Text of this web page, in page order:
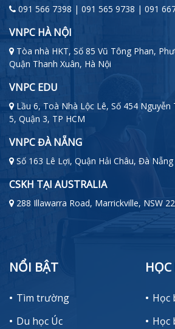
091 566 7398 | 091 565 9738 | 091
VNPC HÀ NỘI
Tòa nhà HKT, Số 85 Vũ Tông Phan,
Quận Thanh Xuân, Hà Nội
VNPC EDU
Lầu 6, Toà Nhà Lộc Lê, Số 454
5, Quận 3, TP HCM
VNPC ĐÀ NẴNG
Số 163 Lê Lợi, Quận Hải Châu, Đà Nẵng
CSKH TẠI AUSTRALIA
288 Illawarra Road, Marrickville, NSW
NỔI BẬT
Tìm trường
Du học Úc
Học
Học